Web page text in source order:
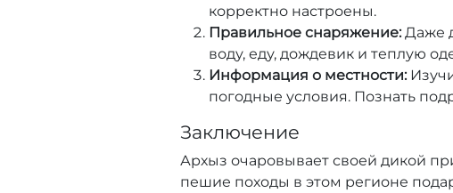
корректно настроены.
Правильное снаряжение:Даже
воду, еду, дождевик и теплую
Информация о местности:
погодные условия. Познать
Заключение
Архыз очаровывает своей дикой
пешие походы в этом регионе